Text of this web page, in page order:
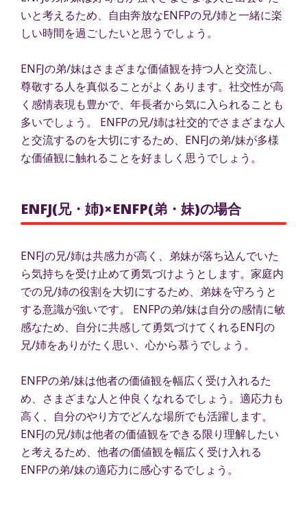
いと考えるため、自由奔放なENFPの兄/姉と一緒に楽
しい時間を過ごしたいと思うでしょう。
ENFJの弟/妹はさまざまな価値観を持つ人と交流し、
尊敬する人を真似ることがよくあります。社交性が高
く感情表現も豊かで、年長者から気に入られることも
多いでしょう。 ENFPの兄/姉は社交的でさまざまな人
と交流するのを大切にするため、ENFJの弟/妹が多様
な価値観に触れることを好ましく思うでしょう。
ENFJ(兄・姉)×ENFP(弟・妹)の場合
ENFJの兄/姉は共感力が高く、弟妹が落ち込んでいた
ら気持ちを受け止めて勇気づけようとします。家庭内
での兄/姉の役割を大切にするため、弟妹を守ろうと
する意識が強いです。 ENFPの弟/妹は自分の感情に敏
感なため、自分に共感して勇気づけてくれるENFJの
兄/姉をありがたく思い、心から慕うでしょう。
ENFPの弟/妹は他者の価値観を幅広く受け入れるた
め、さまざまな人と仲良くなれるでしょう。適応力も
高く、自分のやり方でどんな場所でも活躍します。
ENFJの兄/姉は他者の価値観をできる限り理解したい
と考えるため、他者の価値観を幅広く受け入れる
ENFPの弟/妹の適応力に感心するでしょう。